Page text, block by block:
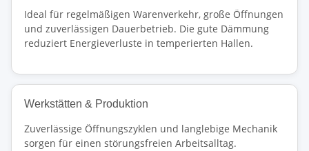
Ideal für regelmäßigen Warenverkehr, große Öffnungen
und zuverlässigen Dauerbetrieb. Die gute Dämmung
reduziert Energieverluste in temperierten Hallen.
Werkstätten & Produktion
Zuverlässige Öffnungszyklen und langlebige Mechanik
sorgen für einen störungsfreien Arbeitsalltag.